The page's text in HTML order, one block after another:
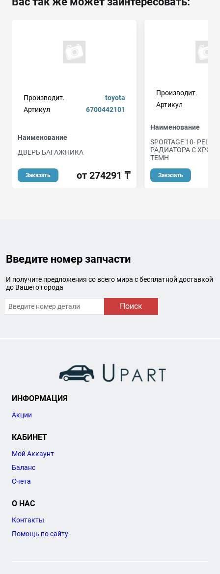
Производит.
toyota
Артикул
6700442101
Наименование
ДВЕРЬ БАГАЖНИКА
Заказать от 274291 ₸
Производит.
Артикул
Наименование
SPORTAGE 10-
РАДИАТОРА С
ТЕМН
Заказать
Введите номер запчасти
И получите предложения со всего мира с бесплатной доставкой
до Вашего города
Поиск
ИНФОРМАЦИЯ
Акции
КАБИНЕТ
Мой Аккаунт
Баланс
Счета
О НАС
Контакты
Помощь по сайту